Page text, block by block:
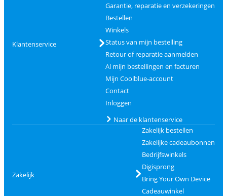
Klantenservice
Garantie, reparatie en verzekeringen
Bestellen
Winkels
Status van mijn bestelling
Retour of reparatie aanmelden
Al mijn bestellingen en facturen
Mijn Coolblue-account
Contact
Inloggen
Naar de klantenservice
Zakelijk
Zakelijk bestellen
Zakelijke cadeaubonnen
Bedrijfswinkels
Digisprong
Bring Your Own Device
Cadeauwinkel